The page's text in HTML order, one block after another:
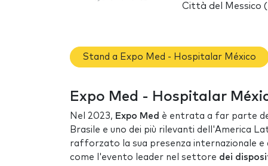
Città del Messico
Stand a Expo Med - Hospitalar México
Expo Med - Hospitalar
Nel 2023, Expo Med è entrata a far parte
Brasile e uno dei più rilevanti dell'America
rafforzato la sua presenza internazionale
come l'evento leader nel settore dei